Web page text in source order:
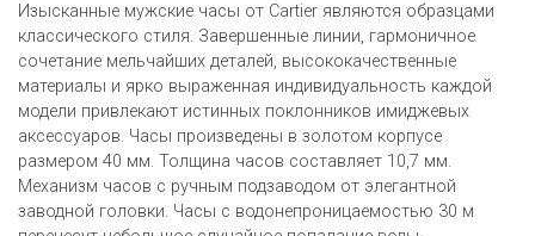
Изысканные мужские часы от Cartier являются образцами
классического стиля. Завершенные линии, гармоничное
сочетание мельчайших деталей, высококачественные
материалы и ярко выраженная индивидуальность каждой
модели привлекают истинных поклонников имиджевых
аксессуаров. Часы произведены в золотом корпусе
размером 40 мм. Толщина часов составляет 10,7 мм.
Механизм часов с ручным подзаводом от элегантной
заводной головки. Часы с водонепроницаемостью 30 м